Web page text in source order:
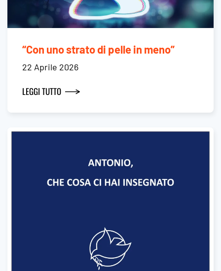
“Con uno strato di pelle in meno”
22 Aprile 2026
LEGGI TUTTO